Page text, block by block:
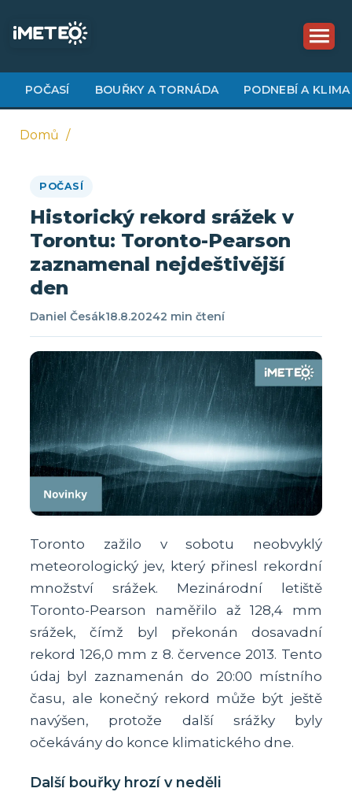
obsahu
POČASÍ BOUŘKY A TORNÁDA PODNEBÍ A KLIMA
navigace
Domů
POČASÍ
Historický rekord srážek v
Torontu: Toronto-Pearson
zaznamenal nejdeštivější
den
Daniel Česák18.8.20242 min čtení
Toronto zažilo v sobotu neobvyklý
meteorologický jev, který přinesl rekordní
množství srážek. Mezinárodní letiště
Toronto-Pearson naměřilo až 128,4 mm
srážek, čímž byl překonán dosavadní
rekord 126,0 mm z 8. července 2013. Tento
údaj byl zaznamenán do 20:00 místního
času, ale konečný rekord může být ještě
navýšen, protože další srážky byly
očekávány do konce klimatického dne.
Další bouřky hrozí v neděli